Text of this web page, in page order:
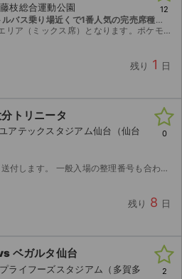
枝総合運動公園
り場近くで1番人気の完売席種となります！
者プレゼントがございます。 QRチケットのURLをお送りいたします。 発券手数料110円を加味してもお安くなっ...
残り 1 日
12
トリニータ
テックスタジアム仙台（仙台
の整理番号も合わせてお渡ししますので、早めに入場出来ます。
残り 8 日
0
ベガルタ仙台
イフーズスタジアム（多賀多
2